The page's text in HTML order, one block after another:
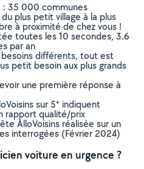
: 35 000 communes
plus petit village à la plus
à proximité de chez vous !
toutes les 10 secondes, 3.6
par an
différents, tout est
petit besoin aux plus grands
une première réponse à
sur 5* indiquent
rapport qualité/prix
AlloVoisins réalisée sur un
interrogées (Février 2024)
voiture en urgence ?